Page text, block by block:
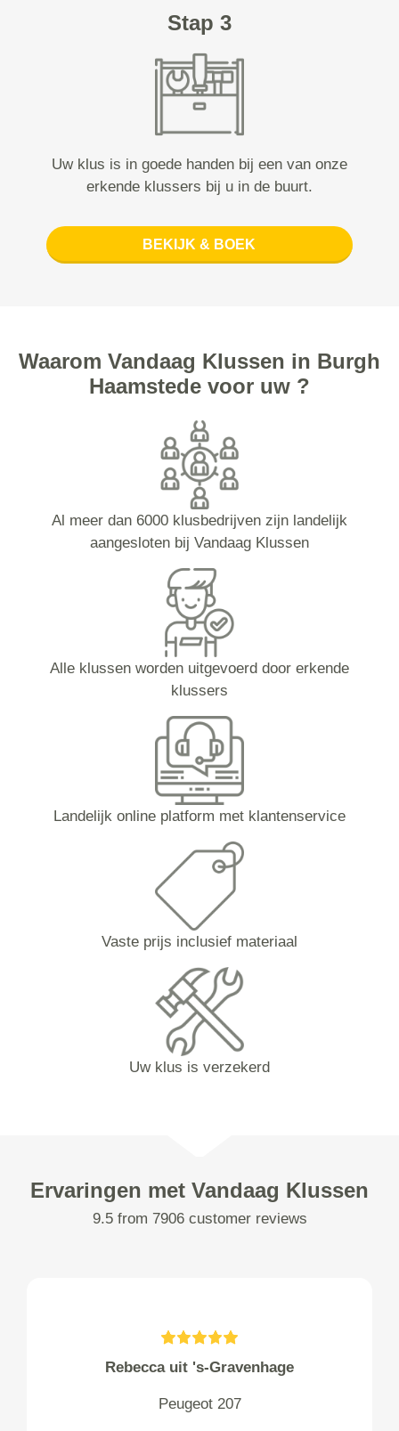
Stap 3
Uw klus is in goede handen bij een van onze
erkende klussers bij u in de buurt.
BEKIJK & BOEK
Waarom Vandaag Klussen in Burgh
Haamstede voor uw ?
Al meer dan 6000 klusbedrijven zijn landelijk
aangesloten bij Vandaag Klussen
Alle klussen worden uitgevoerd door erkende
klussers
Landelijk online platform met klantenservice
Vaste prijs inclusief materiaal
Uw klus is verzekerd
Ervaringen met Vandaag Klussen
9.5 from 7906 customer reviews
Rebecca uit 's-Gravenhage
Peugeot 207